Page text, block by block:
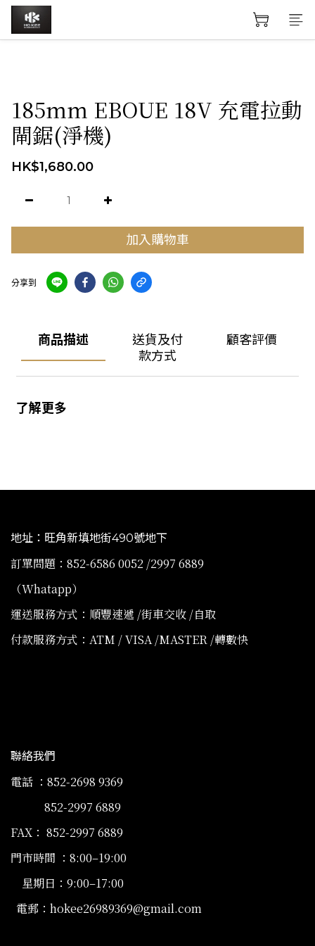
185mm EBOUE 18V 充電拉動
閘鋸(淨機)
HK$1,680.00
加入購物車
分享到
商品描述
送貨及付
款方式
顧客評價
了解更多
地址：旺角新填地街490號地下
訂單問題：852-6586 0052 /2997 6889
（Whatapp）
運送服務方式：順豐速遞 /街車交收 /自取
付款服務方式：ATM / VISA /MASTER /轉數快
聯絡我們
電話 ：852-2698 9369
852-2997 6889
FAX： 852-2997 6889
門市時間 ：8:00–19:00
星期日：9:00–17:00
電郵：hokee26989369@gmail.com